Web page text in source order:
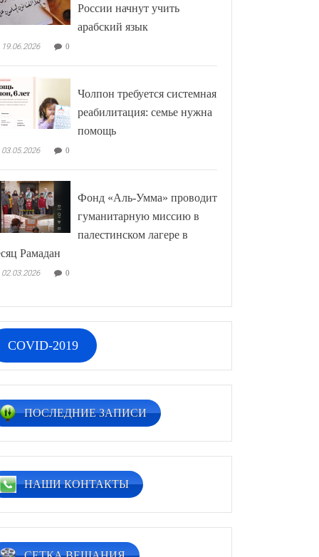
России начнут учить
арабский язык
19.06.2026 0
Чолпон требуется системная
реабилитация: семье нужна
помощь
03.05.2026 0
Фонд «Аль-Умма» проводит
гуманитарную миссию в
палестинском лагере в
Рамадан
02.03.2026 0
COVID-2019
ПОСЛЕДНИЕ ЗАПИСИ
НАШИ КОНТАКТЫ